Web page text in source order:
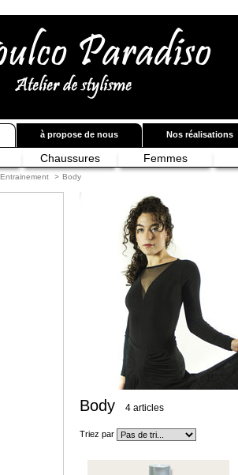
Chaussures Femmes
à propose de nous Nos réalisations
Entrainement > Body
Body 4 articles
Triez par